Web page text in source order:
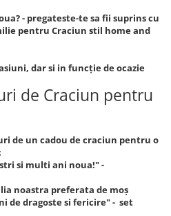
- pregateste-te sa fii suprins cu
pentru Craciun stil home and
dar si in funcție de ocazie
de Craciun pentru
de un cadou de craciun pentru o
si multi ani noua!" -
noastra preferata de moș
de dragoste si fericire" - set